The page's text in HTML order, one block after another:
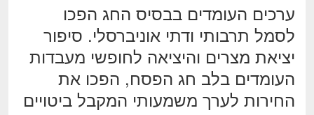
ערכים העומדים בבסיס החג הפכו
לסמל תרבותי ודתי אוניברסלי. סיפור
יציאת מצרים והיציאה לחופשי מעבדות
העומדים בלב חג הפסח, הפכו את
החירות לערך משמעותי המקבל ביטויים